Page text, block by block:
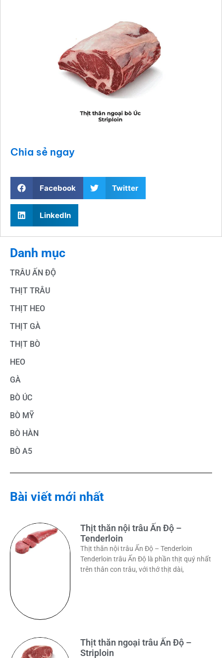
Chia sẻ ngay
Facebook Twitter
LinkedIn
Danh mục
TRÂU ẤN ĐỘ
THỊT TRÂU
THỊT HEO
THỊT GÀ
THỊT BÒ
HEO
GÀ
BÒ ÚC
BÒ MỸ
BÒ HÀN
BÒ A5
Bài viết mới nhất
Thịt thăn nội trâu Ấn Độ –
Tenderloin
Thịt thăn nội trâu Ấn Độ – Tenderloin
Tenderloin trâu Ấn Độ là phần thịt quý nhất
trên thân con trâu, với thớ thịt dài,
Thịt thăn ngoại trâu Ấn Độ –
Striploin